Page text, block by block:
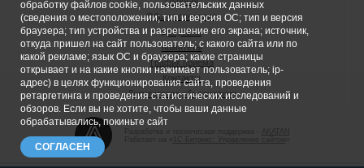
Общие сведения
Депутаты
Комитеты
График приема
Контакты
Депутатские объединения
1С-Битрикс: Управление сайтом
обработку файлов cookie, пользовательских данных
(сведения о местоположении; тип и версия ОС; тип и версия
браузера; тип устройства и разрешение его экрана; источник,
откуда пришел на сайт пользователь; с какого сайта или по
какой рекламе; язык ОС и браузера; какие страницы
открывает и на какие кнопки нажимает пользователь; ip-
адрес) в целях функционирования сайта, проведения
ретаргетинга и проведения статистических исследований и
обзоров. Если вы не хотите, чтобы ваши данные
обрабатывались, покиньте сайт
СОГЛАСЕН